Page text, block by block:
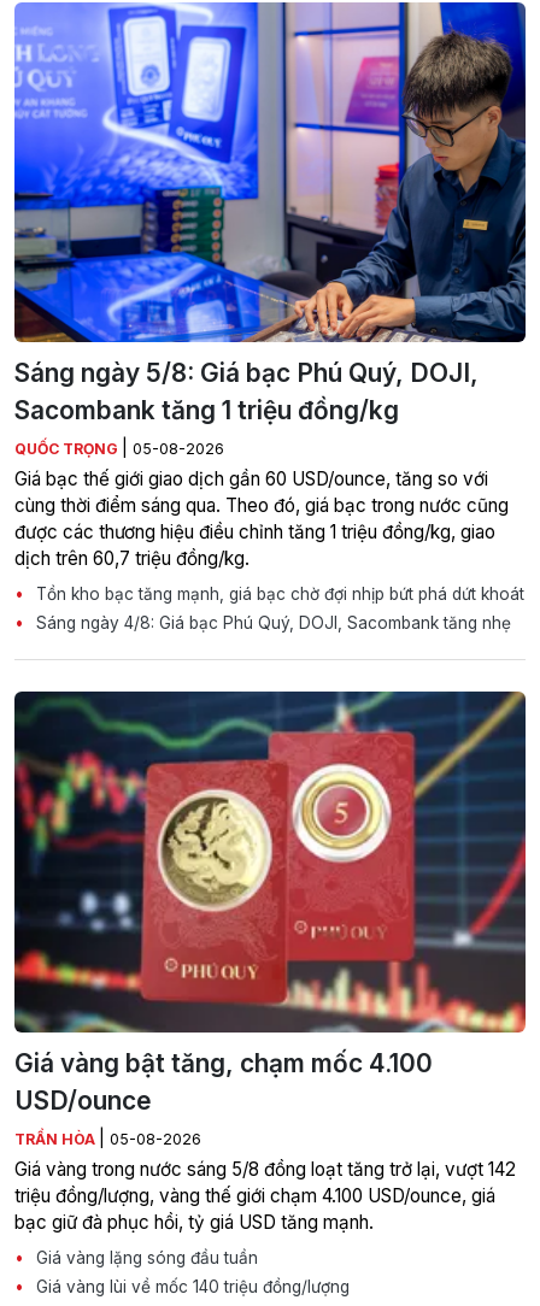
Sáng ngày 5/8: Giá bạc Phú Quý, DOJI,
Sacombank tăng 1 triệu đồng/kg
QUỐC TRỌNG 05-08-2026
Giá bạc thế giới giao dịch gần 60 USD/ounce, tăng so với
cùng thời điểm sáng qua. Theo đó, giá bạc trong nước cũng
được các thương hiệu điều chỉnh tăng 1 triệu đồng/kg, giao
dịch trên 60,7 triệu đồng/kg.
Tồn kho bạc tăng mạnh, giá bạc chờ đợi nhịp bứt phá dứt khoát
Sáng ngày 4/8: Giá bạc Phú Quý, DOJI, Sacombank tăng nhẹ
Giá vàng bật tăng, chạm mốc 4.100
USD/ounce
TRẦN HÒA 05-08-2026
Giá vàng trong nước sáng 5/8 đồng loạt tăng trở lại, vượt 142
triệu đồng/lượng, vàng thế giới chạm 4.100 USD/ounce, giá
bạc giữ đà phục hồi, tỷ giá USD tăng mạnh.
Giá vàng lặng sóng đầu tuần
Giá vàng lùi về mốc 140 triệu đồng/lượng